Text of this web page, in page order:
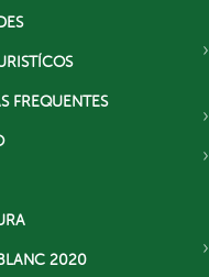
FREQUENTES
2020